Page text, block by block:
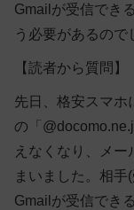
Gmailが受信でき
う必要があるので
【読者から質問】
先日、格安スマホ
の「
えなくなり、メー
まいました。相
Gmailが受信でき